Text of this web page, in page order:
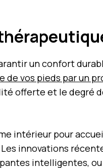
un confort
de vos pieds par un
offerte et le degré
intérieur pour
innovations
intelligentes,